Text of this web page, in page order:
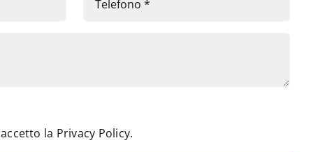
la Privacy Policy.